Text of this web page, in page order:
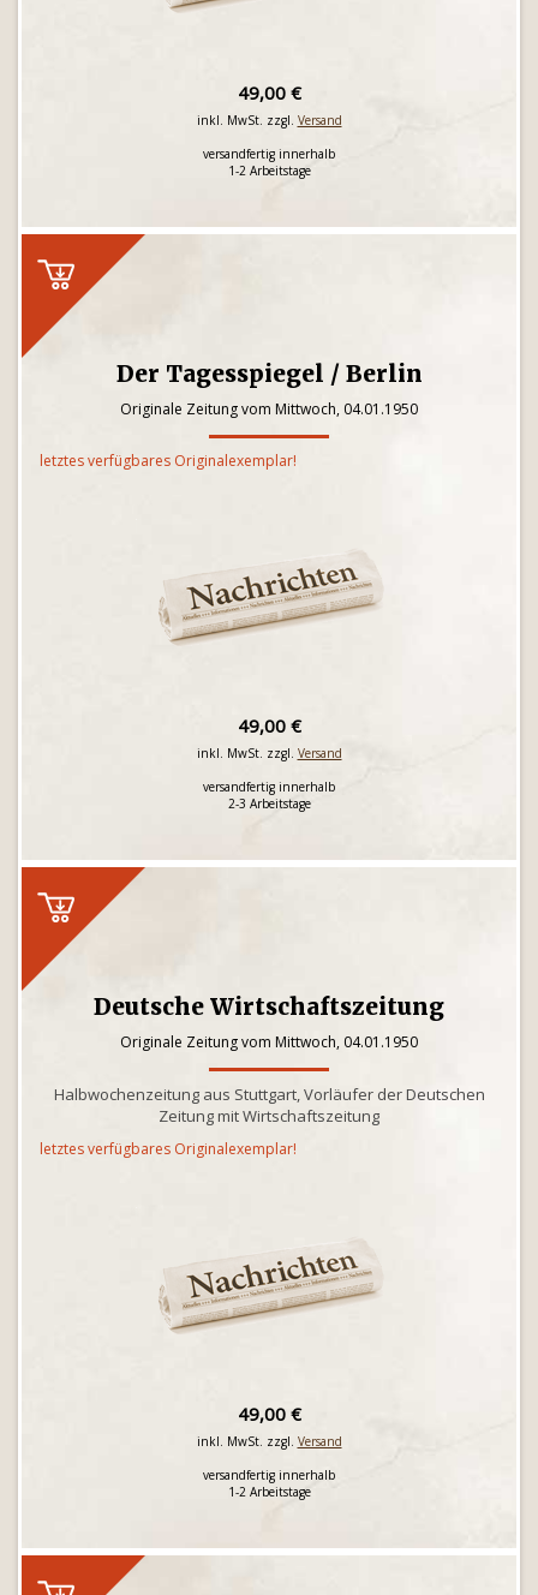
49,00 €
inkl. MwSt. zzgl. Versand
versandfertig innerhalb
1-2 Arbeitstage
Der Tagesspiegel / Berlin
Originale Zeitung vom Mittwoch, 04.01.1950
letztes verfügbares Originalexemplar!
49,00 €
inkl. MwSt. zzgl. Versand
versandfertig innerhalb
2-3 Arbeitstage
Deutsche Wirtschaftszeitung
Originale Zeitung vom Mittwoch, 04.01.1950
Halbwochenzeitung aus Stuttgart, Vorläufer der Deutschen
Zeitung mit Wirtschaftszeitung
letztes verfügbares Originalexemplar!
49,00 €
inkl. MwSt. zzgl. Versand
versandfertig innerhalb
1-2 Arbeitstage